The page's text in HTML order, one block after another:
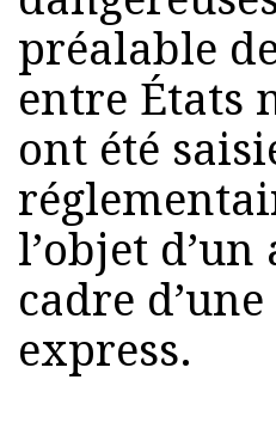
préalable
entre États
ont été
l’objet
cadre
express.